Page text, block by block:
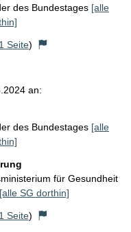
des Bundestages [alle
Seite)
an:
des Bundestages [alle
für Gesundheit
[alle SG dorthin]
Seite)